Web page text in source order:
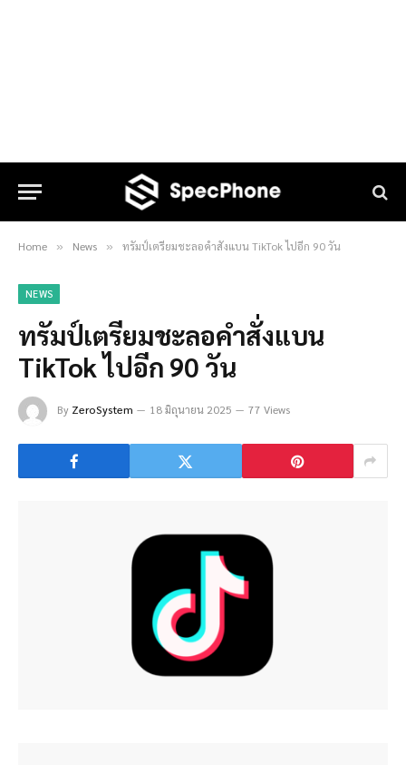
Home » News » ทรัมป์เตรียมชะลอคำสั่งแบน TikTok ไปอีก 90 วัน
NEWS
ทรัมป์เตรียมชะลอคำสั่งแบน
TikTok ไปอีก 90 วัน
By ZeroSystem 18 มิถุนายน 2025 77 Views